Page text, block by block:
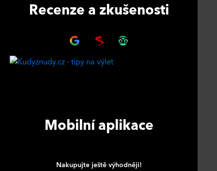
Recenze a zkušenosti
Mobilní aplikace
Nakupujte ještě výhodněji!